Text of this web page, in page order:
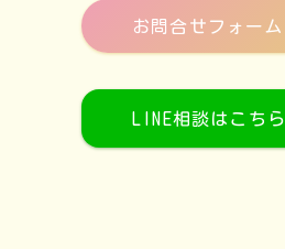
お問合せフォーム
LINE相談はこちら